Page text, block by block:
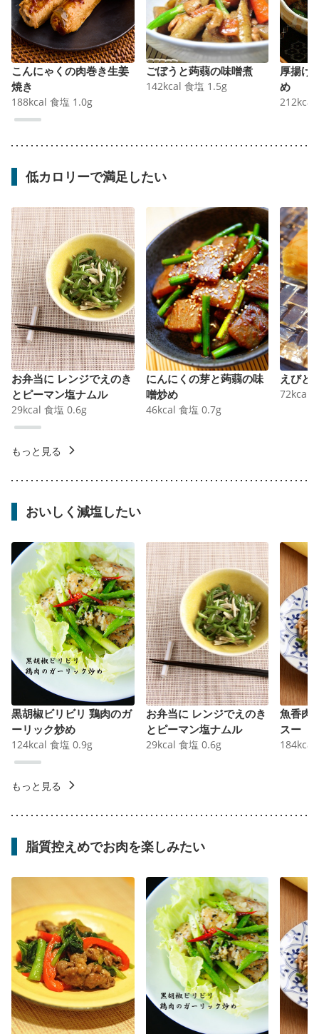
こんにゃくの肉巻き生姜
焼き
188kcal 食塩 1.0g
ごぼうと蒟蒻の味噌煮
142kcal 食塩 1.5g
厚揚げ
め
212kcal
低カロリーで満足したい
お弁当に レンジでえのき
とピーマン塩ナムル
29kcal 食塩 0.6g
にんにくの芽と蒟蒻の味
噌炒め
46kcal 食塩 0.7g
えびと
72kcal
もっと見る
おいしく減塩したい
黒胡椒ビリビリ 鶏肉のガ
ーリック炒め
124kcal 食塩 0.9g
お弁当に レンジでえのき
とピーマン塩ナムル
29kcal 食塩 0.6g
魚香肉
スー
184kcal
もっと見る
脂質控えめでお肉を楽しみたい